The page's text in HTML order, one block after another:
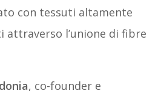
con tessuti altamente
l’unione di fibre
, co-founder e